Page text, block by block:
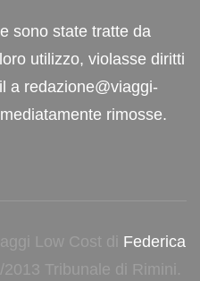
sono state tratte da
utilizzo, violasse diritti
a redazione@viaggi-
rimosse.
Low Cost di Federica
Tribunale di Rimini.